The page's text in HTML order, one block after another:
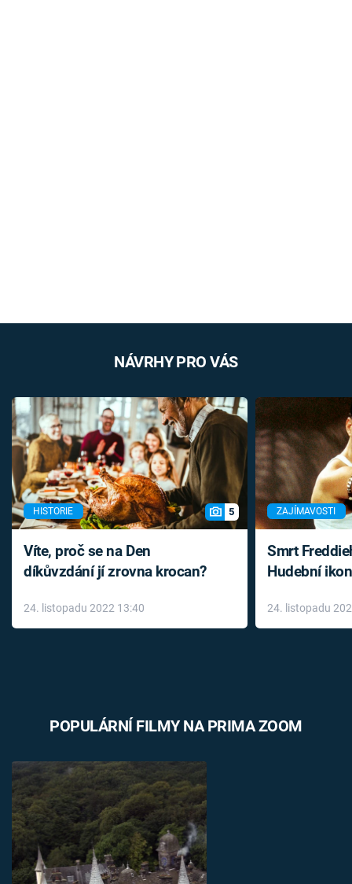
NÁVRHY PRO VÁS
HISTORIE 5
Víte, proč se na Den
díkůvzdání jí zrovna krocan?
24. listopadu 2022 13:40
ZAJÍMAVOSTI
Smrt
Hudební
léky
24. listopadu
POPULÁRNÍ FILMY NA PRIMA ZOOM